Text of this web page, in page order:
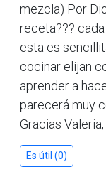
mezcla) Por
receta???
esta es
cocinar elijan
aprender a
parecerá muy
Gracias
Es útil (0)